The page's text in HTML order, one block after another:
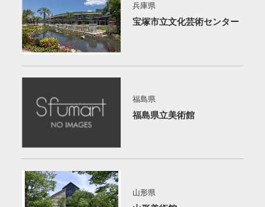
兵庫県
宝塚市立文化芸術センター
福島県
福島県立美術館
山形県